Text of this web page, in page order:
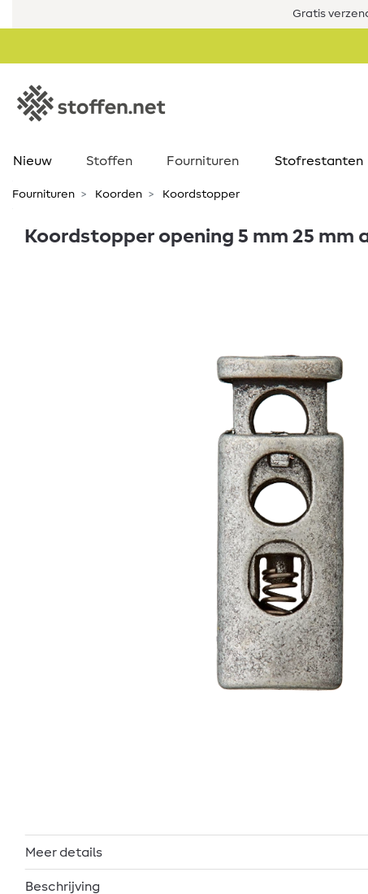
Gratis
Nieuw Stoffen Fournituren Stofrestanten
Fournituren Koorden Koordstopper
Koordstopper opening 5 mm 25 mm
Meer details
Beschrijving